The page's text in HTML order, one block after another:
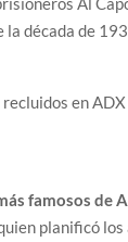
década de
en
famosos de
planificó los